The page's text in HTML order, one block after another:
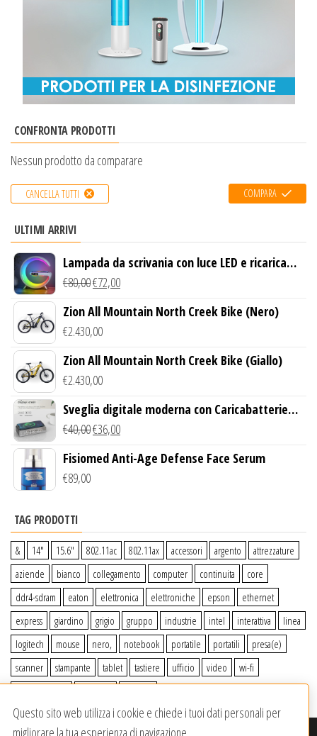
CONFRONTA PRODOTTI
Nessun prodotto da comparare
CANCELLA TUTTI COMPARA
ULTIMI ARRIVI
Lampada da scrivania con luce LED e ricarica
wireless
€80,00€72,00
Zion All Mountain North Creek Bike (Nero)
€2.430,00
Zion All Mountain North Creek Bike (Giallo)
€2.430,00
Sveglia digitale moderna con Caricabatterie
Wireless Qi
€40,00€36,00
Fisiomed Anti-Age Defense Face Serum
€89,00
TAG PRODOTTI
& 14″ 15.6″ 802.11ac 802.11ax accessori argento
attrezzature
aziende
bianco collegamento computer continuita
core
ddr4-sdram
eaton elettronica elettroniche epson
ethernet
express
giardino grigio gruppo industrie intel interattiva
linea
logitech
mouse nero, notebook portatile portatili
presa(e)
scanner
stampante tablet tastiere ufficio video
wi-fi
Questo sito web utilizza i cookie e chiede i tuoi dati personali per
migliorare la tua esperienza di navigazione.